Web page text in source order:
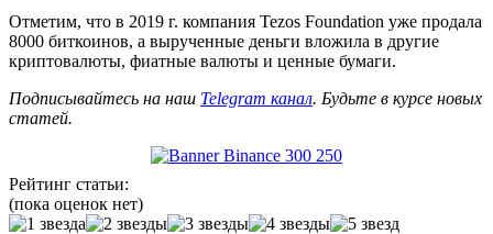
Отметим, что в 2019 г. компания Tezos Foundation уже продала
8000 биткоинов, а вырученные деньги вложила в другие
криптовалюты, фиатные валюты и ценные бумаги.
Подписывайтесь на наш Telegram канал. Будьте в курсе новых
статей.
Рейтинг статьи:
(пока оценок нет)